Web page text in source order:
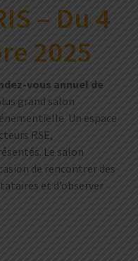
– Du 4
2025
vous annuel de
grand salon
Un espace
RSE,
Le salon
de rencontrer des
et d’observer